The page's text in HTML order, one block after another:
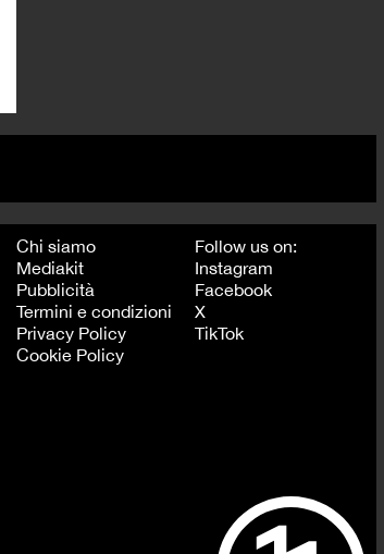
Chi siamo
Mediakit
Pubblicità
Termini e condizioni
Privacy Policy
Cookie Policy
Follow us on:
Instagram
Facebook
X
TikTok